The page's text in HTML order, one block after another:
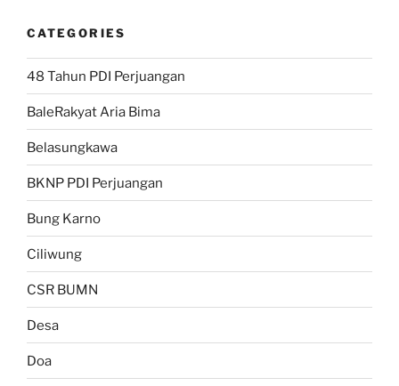
CATEGORIES
48 Tahun PDI Perjuangan
BaleRakyat Aria Bima
Belasungkawa
BKNP PDI Perjuangan
Bung Karno
Ciliwung
CSR BUMN
Desa
Doa